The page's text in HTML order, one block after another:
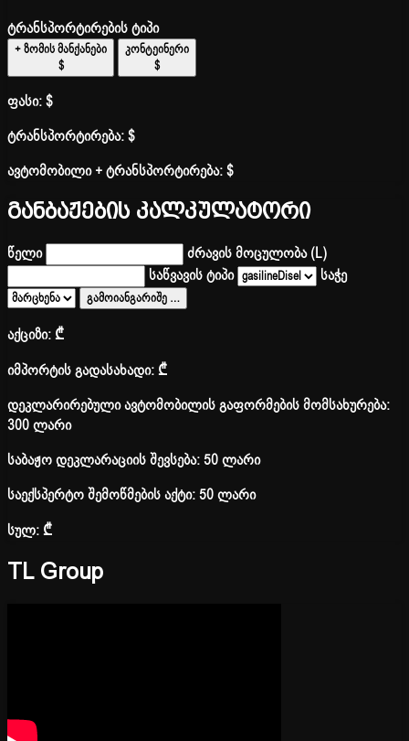
ტრანსპორტირების ტიპი
+ ზომის მანქანები
$
კონტეინერი
$
ფასი:$
ტრანსპორტირება:$
ავტომობილი + ტრანსპორტირება:$
განბაჟების კალკულატორი
წელი
ძრავის მოცულობა (L)
საწვავის ტიპი
საჭე
გამოიანგარიშე …
აქციზი:₾
იმპორტის გადასახადი:₾
დეკლარირებული ავტომობილის გაფორმების მომსახურება:
300 ლარი
საბაჟო დეკლარაციის შევსება: 50 ლარი
საექსპერტო შემოწმების აქტი: 50 ლარი
სულ:₾
TL Group